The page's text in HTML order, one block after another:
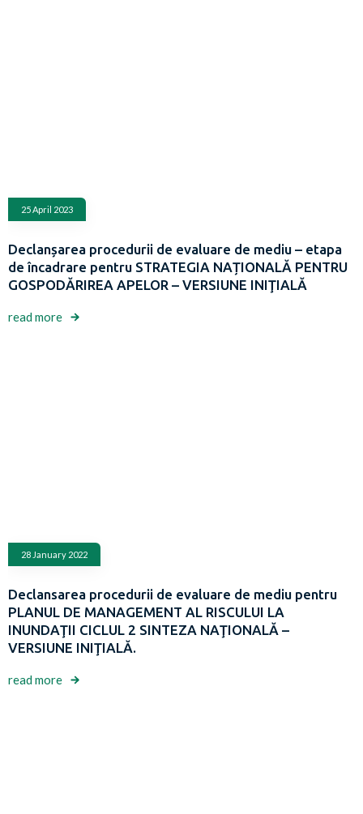
25 April 2023
Declanșarea procedurii de evaluare de mediu – etapa
de încadrare pentru STRATEGIA NAȚIONALĂ PENTRU
GOSPODĂRIREA APELOR – VERSIUNE INIŢIALĂ
read more
28 January 2022
Declansarea procedurii de evaluare de mediu pentru
PLANUL DE MANAGEMENT AL RISCULUI LA
INUNDAŢII CICLUL 2 SINTEZA NAŢIONALĂ –
VERSIUNE INIŢIALĂ.
read more